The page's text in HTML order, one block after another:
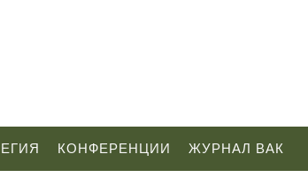
КОНФЕРЕНЦИИ ЖУРНАЛ ВАК